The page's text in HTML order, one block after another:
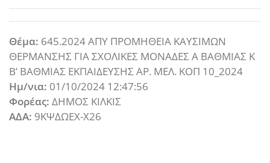
Θέμα: 645.2024 ΑΠΥ ΠΡΟΜΗΘΕΙΑ ΚΑΥΣΙΜΩΝ
ΘΕΡΜΑΝΣΗΣ ΓΙΑ ΣΧΟΛΙΚΕΣ ΜΟΝΑΔΕΣ Α ΒΑΘΜΙΑΣ Κ
Β’ ΒΑΘΜΙΑΣ ΕΚΠΑΙΔΕΥΣΗΣ ΑΡ. ΜΕΛ. ΚΟΠ 10_2024
Ημ/νια: 01/10/2024 12:47:56
Φορέας: ΔΗΜΟΣ ΚΙΛΚΙΣ
ΑΔΑ: 9ΚΨΔΩΕΧ-Χ26